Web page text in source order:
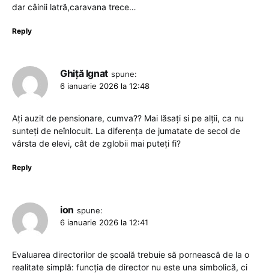
dar câinii latră,caravana trece…
Reply
Ghiță Ignat spune:
6 ianuarie 2026 la 12:48
Ați auzit de pensionare, cumva?? Mai lăsați si pe alții, ca nu
sunteți de neînlocuit. La diferența de jumatate de secol de
vârsta de elevi, cât de zglobii mai puteți fi?
Reply
ion spune:
6 ianuarie 2026 la 12:41
Evaluarea directorilor de școală trebuie să pornească de la o
realitate simplă: funcția de director nu este una simbolică, ci